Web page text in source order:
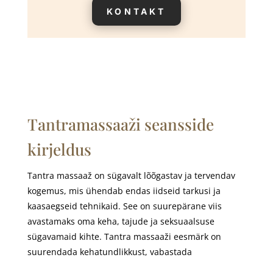
KONTAKT
Tantramassaaži seansside
kirjeldus
Tantra massaaž on sügavalt lõõgastav ja tervendav
kogemus, mis ühendab endas iidseid tarkusi ja
kaasaegseid tehnikaid. See on suurepärane viis
avastamaks oma keha, tajude ja seksuaalsuse
sügavamaid kihte. Tantra massaaži eesmärk on
suurendada kehatundlikkust, vabastada